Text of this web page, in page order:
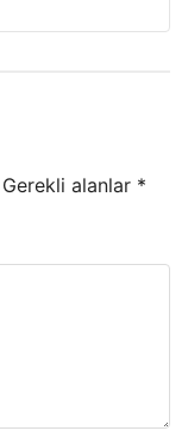
Gerekli alanlar *